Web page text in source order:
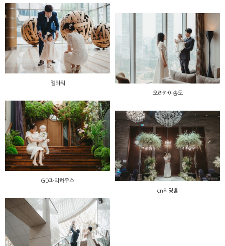
엘타워
오라카이송도
GD파티하우스
cn웨딩홀